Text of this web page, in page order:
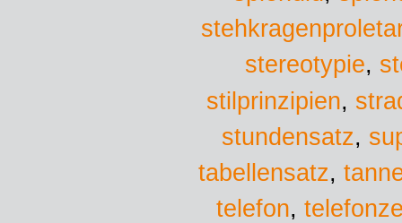
stereotypie,
stilprinzipien,
stundensatz,
tabellensatz,
telefon,